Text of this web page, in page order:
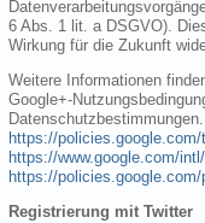
6 Abs. 1 lit. a DSGVO).
Wirkung für die Zukunft
Weitere Informationen
Google+-
https://
https://www.google.com/
https://
Registrierung mit Twitter